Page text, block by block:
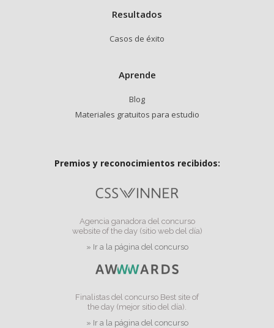
Resultados
Casos de éxito
Aprende
Blog
Materiales gratuitos para estudio
Premios y reconocimientos recibidos:
Agencia ganadora del concurso
website of the day (sitio web del día)
» Ir a la página del concurso
Finalistas del concurso Best site of
the day (mejor sitio del día).
» Ir a la página del concurso